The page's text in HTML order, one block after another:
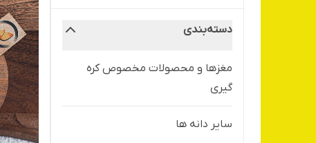
دسته‌بندی
مغزها و محصولات مخصوص کره
گیری
سایر دانه ها